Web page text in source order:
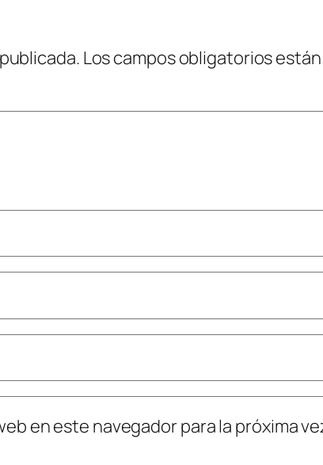
Los campos obligatorios
en este navegador para la próxima